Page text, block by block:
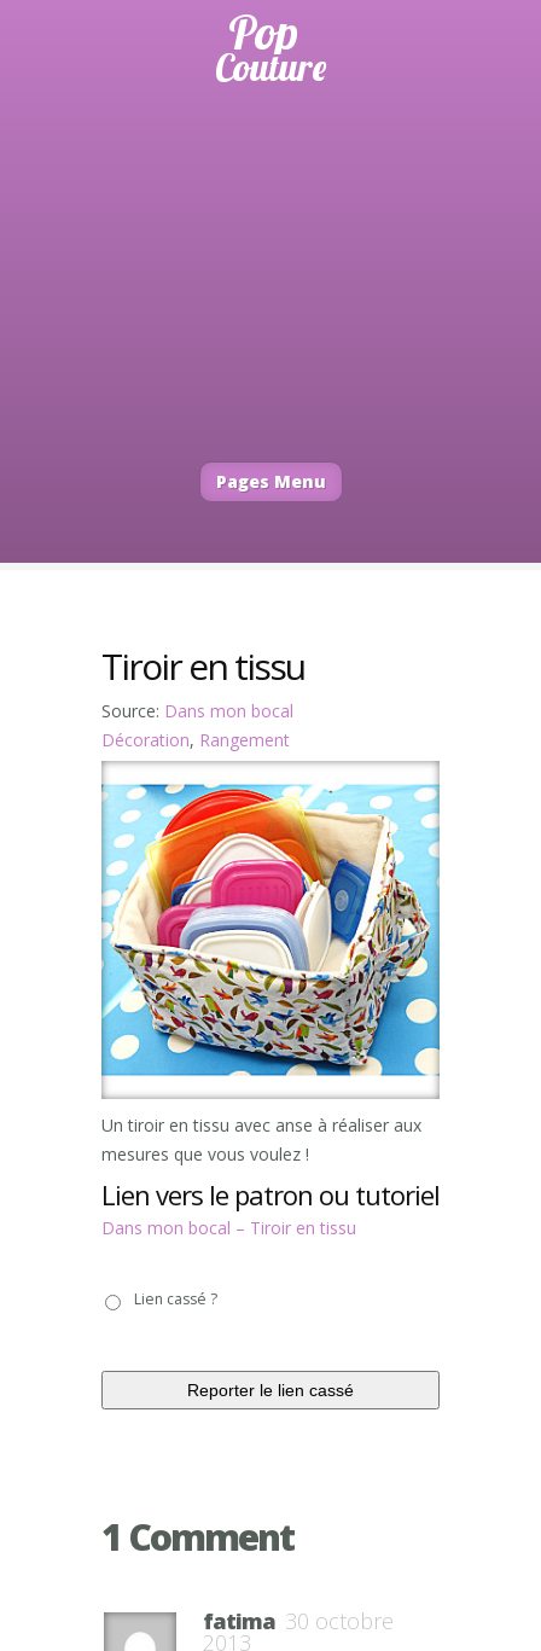
Pages Menu
Tiroir en tissu
Source: Dans mon bocal
Décoration, Rangement
Un tiroir en tissu avec anse à réaliser aux
mesures que vous voulez !
Lien vers le patron ou tutoriel
Dans mon bocal – Tiroir en tissu
casséLien cassé ?
1 Comment
fatima 30 octobre
2013